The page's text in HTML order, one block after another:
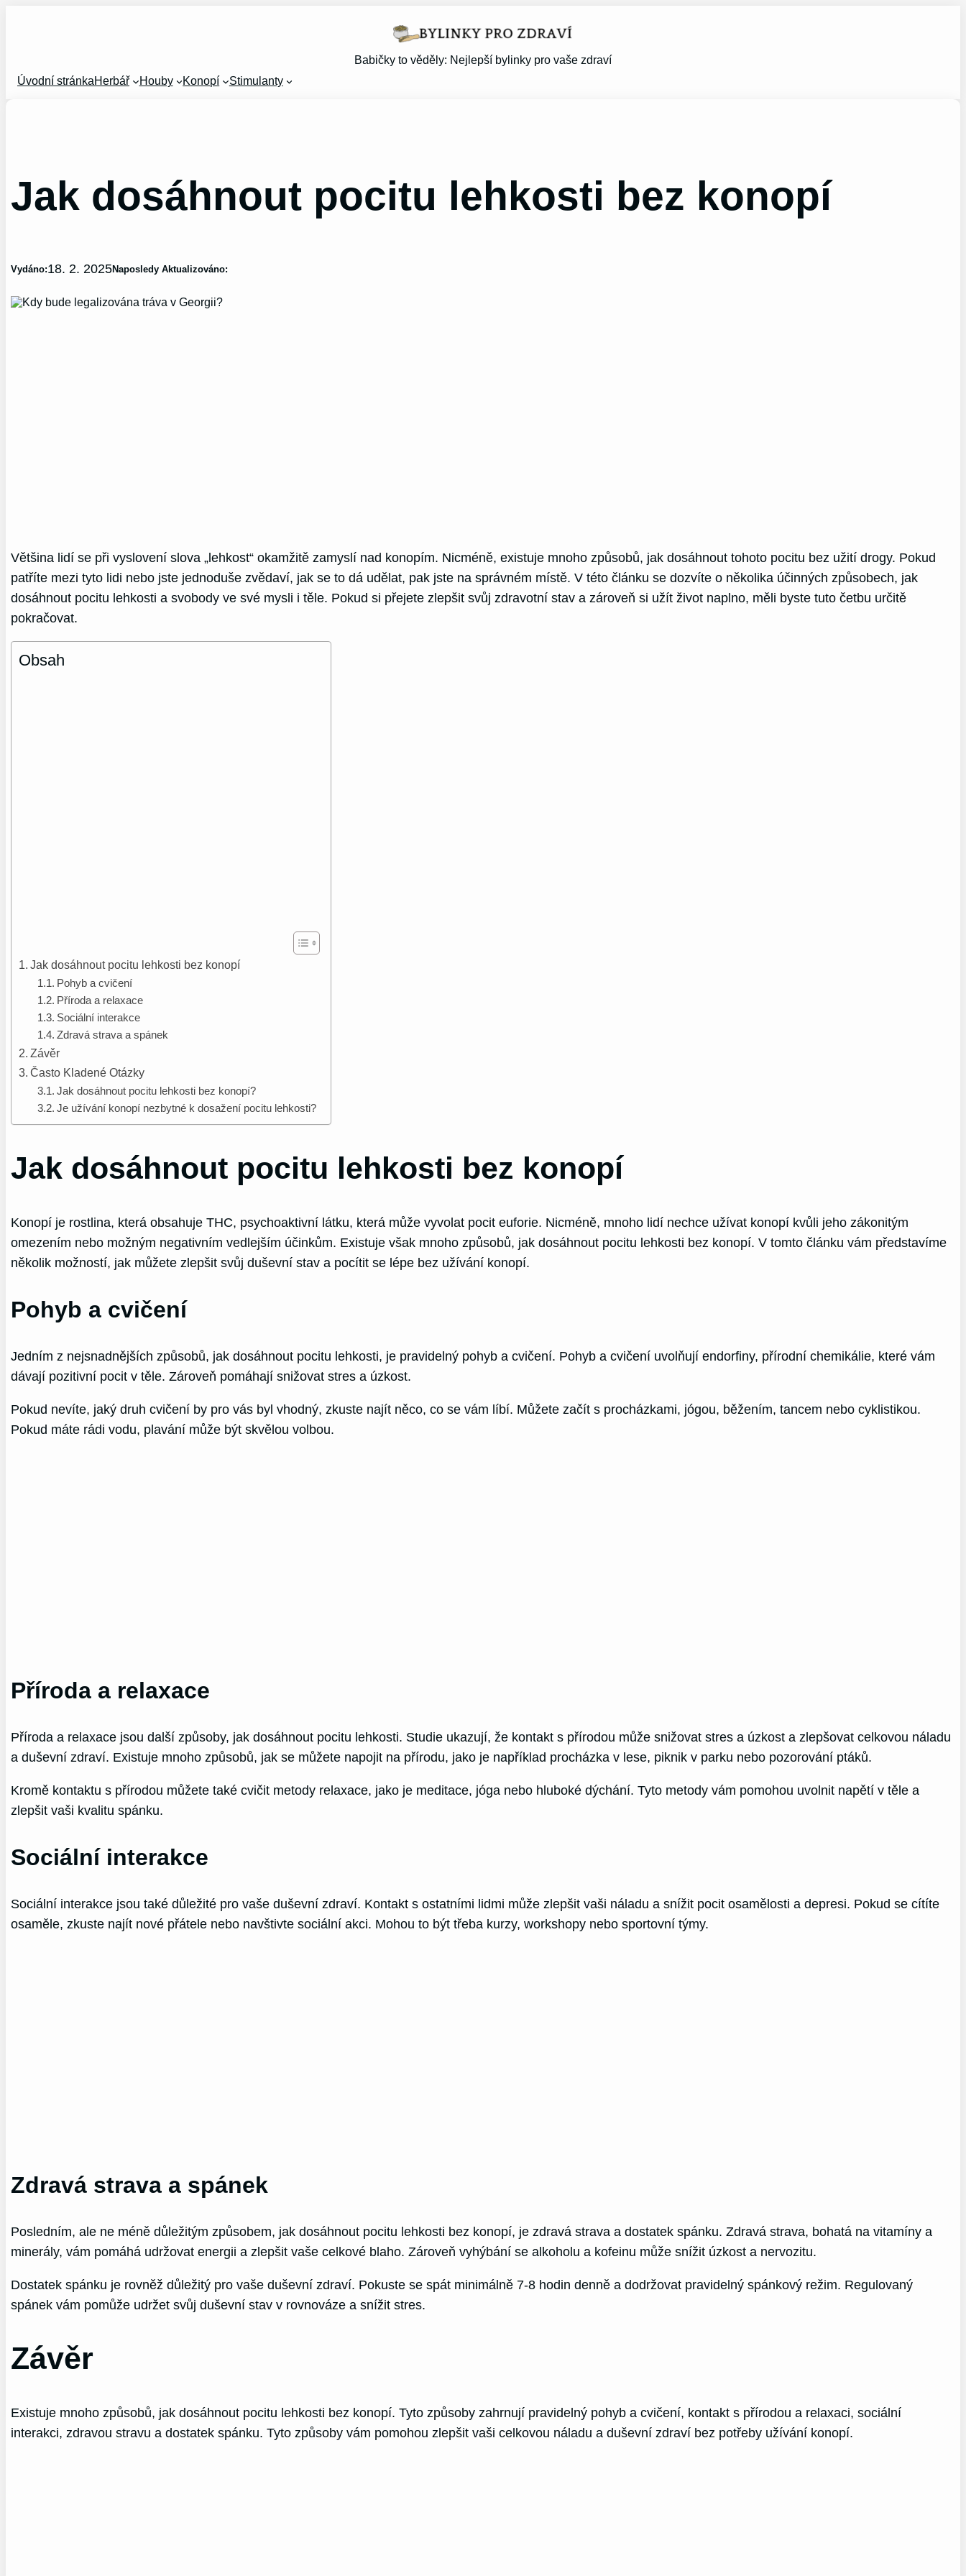
Babičky to věděly: Nejlepší bylinky pro vaše zdraví
Úvodní stránkaHerbář Houby Konopí Stimulanty
Jak dosáhnout pocitu lehkosti bez konopí
Vydáno:18. 2. 2025Naposledy Aktualizováno:
Většina lidí se při vyslovení slova „lehkost“ okamžitě zamyslí nad konopím. Nicméně, existuje mnoho způsobů, jak dosáhnout tohoto pocitu bez užití drogy. Pokud
patříte mezi tyto lidi nebo jste jednoduše zvědaví, jak se to dá udělat, pak jste na správném místě. V této článku se dozvíte o několika účinných způsobech, jak
dosáhnout pocitu lehkosti a svobody ve své mysli i těle. Pokud si přejete zlepšit svůj zdravotní stav a zároveň si užít život naplno, měli byste tuto četbu určitě
pokračovat.
Obsah
Jak dosáhnout pocitu lehkosti bez konopí
Pohyb a cvičení
Příroda a relaxace
Sociální interakce
Zdravá strava a spánek
Závěr
Často Kladené Otázky
Jak dosáhnout pocitu lehkosti bez konopí?
Je užívání konopí nezbytné k dosažení pocitu lehkosti?
Jak dosáhnout pocitu lehkosti bez konopí
Konopí je rostlina, která obsahuje THC, psychoaktivní látku, která může vyvolat pocit euforie. Nicméně, mnoho lidí nechce užívat konopí kvůli jeho zákonitým
omezením nebo možným negativním vedlejším účinkům. Existuje však mnoho způsobů, jak dosáhnout pocitu lehkosti bez konopí. V tomto článku vám představíme
několik možností, jak můžete zlepšit svůj duševní stav a pocítit se lépe bez užívání konopí.
Pohyb a cvičení
Jedním z nejsnadnějších způsobů, jak dosáhnout pocitu lehkosti, je pravidelný pohyb a cvičení. Pohyb a cvičení uvolňují endorfiny, přírodní chemikálie, které vám
dávají pozitivní pocit v těle. Zároveň pomáhají snižovat stres a úzkost.
Pokud nevíte, jaký druh cvičení by pro vás byl vhodný, zkuste najít něco, co se vám líbí. Můžete začít s procházkami, jógou, běžením, tancem nebo cyklistikou.
Pokud máte rádi vodu, plavání může být skvělou volbou.
Příroda a relaxace
Příroda a relaxace jsou další způsoby, jak dosáhnout pocitu lehkosti. Studie ukazují, že kontakt s přírodou může snižovat stres a úzkost a zlepšovat celkovou náladu
a duševní zdraví. Existuje mnoho způsobů, jak se můžete napojit na přírodu, jako je například procházka v lese, piknik v parku nebo pozorování ptáků.
Kromě kontaktu s přírodou můžete také cvičit metody relaxace, jako je meditace, jóga nebo hluboké dýchání. Tyto metody vám pomohou uvolnit napětí v těle a
zlepšit vaši kvalitu spánku.
Sociální interakce
Sociální interakce jsou také důležité pro vaše duševní zdraví. Kontakt s ostatními lidmi může zlepšit vaši náladu a snížit pocit osamělosti a depresi. Pokud se cítíte
osaměle, zkuste najít nové přátele nebo navštivte sociální akci. Mohou to být třeba kurzy, workshopy nebo sportovní týmy.
Zdravá strava a spánek
Posledním, ale ne méně důležitým způsobem, jak dosáhnout pocitu lehkosti bez konopí, je zdravá strava a dostatek spánku. Zdravá strava, bohatá na vitamíny a
minerály, vám pomáhá udržovat energii a zlepšit vaše celkové blaho. Zároveň vyhýbání se alkoholu a kofeinu může snížit úzkost a nervozitu.
Dostatek spánku je rovněž důležitý pro vaše duševní zdraví. Pokuste se spát minimálně 7-8 hodin denně a dodržovat pravidelný spánkový režim. Regulovaný
spánek vám pomůže udržet svůj duševní stav v rovnováze a snížit stres.
Závěr
Existuje mnoho způsobů, jak dosáhnout pocitu lehkosti bez konopí. Tyto způsoby zahrnují pravidelný pohyb a cvičení, kontakt s přírodou a relaxaci, sociální
interakci, zdravou stravu a dostatek spánku. Tyto způsoby vám pomohou zlepšit vaši celkovou náladu a duševní zdraví bez potřeby užívání konopí.